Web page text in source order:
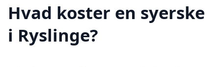
Hvad koster en syerske
i Ryslinge?